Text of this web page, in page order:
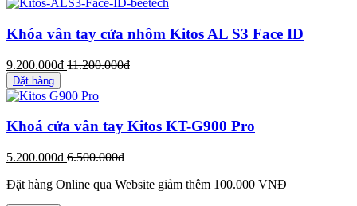
Khóa vân tay cửa nhôm Kitos AL S3 Face ID
9.200.000đ 11.200.000đ
Đặt hàng
Khoá cửa vân tay Kitos KT-G900 Pro
5.200.000đ 6.500.000đ
Đặt hàng Online qua Website giảm thêm 100.000 VNĐ